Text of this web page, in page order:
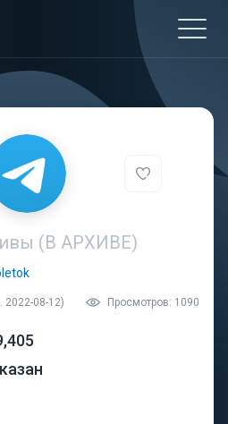
(В АРХИВЕ)
2022-08-12) Просмотров: 1090